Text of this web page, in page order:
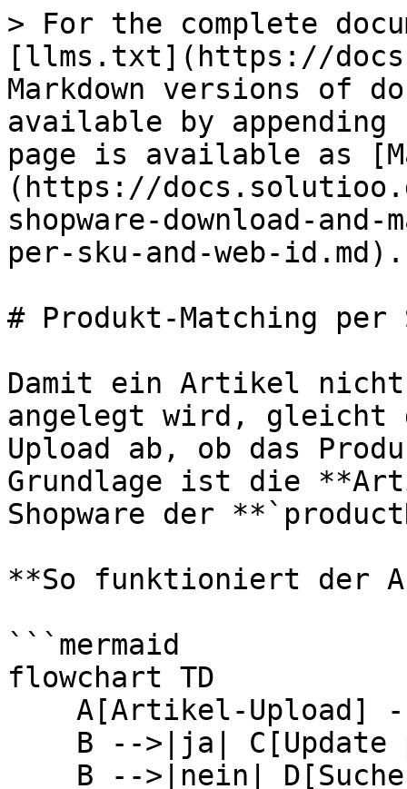
> For the complete
[llms.txt](https://
Markdown versions of
available by
page is available as
(https://
shopware-download-
per-sku-and-web-id.md).
# Produkt-Matching per
Damit ein Artikel nicht
angelegt wird, gleicht
Upload ab, ob das
Grundlage ist die
Shopware der
**So funktioniert der
```mermaid
flowchart TD